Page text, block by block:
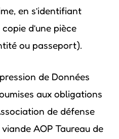
en s’identifiant
d’une pièce
ou passeport).
de Données
aux obligations
de défense
AOP Taureau de